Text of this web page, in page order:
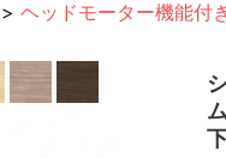
> ヘッドモーター機能付